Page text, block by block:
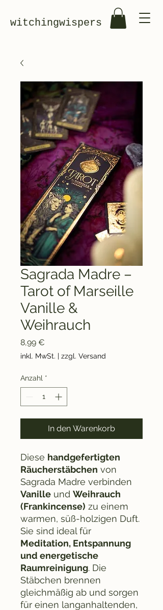
witchingwispers
Sagrada Madre –
Tarot of Marseille
Vanille &
Weihrauch
8,99 €
inkl. MwSt. | zzgl. Versand
Anzahl *
In den Warenkorb
Diese handgefertigten
Räucherstäbchen von
Sagrada Madre verbinden
Vanille und Weihrauch
(Frankincense) zu einem
warmen, süß-holzigen Duft.
Sie sind ideal für
Meditation, Entspannung
und energetische
Raumreinigung. Die
Stäbchen brennen
gleichmäßig ab und sorgen
für einen langanhaltenden,